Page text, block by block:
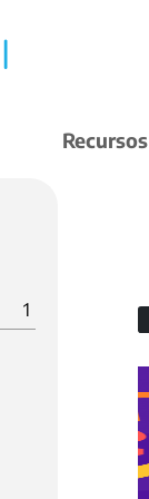
Recursos
1